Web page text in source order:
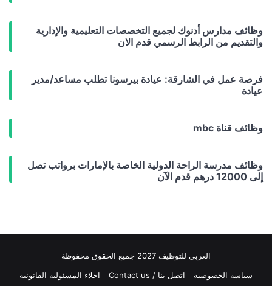
وظائف مدارس أدنوك لجميع التخصصات التعليمية والإدارية
والتقديم من الرابط الرسمي قدم الان
فرصة عمل في الشارقة: عيادة بيرسونا تطلب مساعد/مدير
عيادة
وظائف قناة mbc
وظائف مدرسة الراحة الدولية الخاصة بالإمارات برواتب تصل
إلى 12000 درهم قدم الآن
العربي للتوظيف 2027 جميع الحقوق محفوظة
سياسة الخصوصية
اتصل بنا / Contact us اخلاء المسئولية القانونية